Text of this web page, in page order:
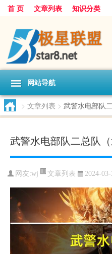
首 页 文章列表 知识分类
网站导航
> 文章列表 > 武警水电部队
武警水电部队二总队（
网友:wj 文章列表 2024-